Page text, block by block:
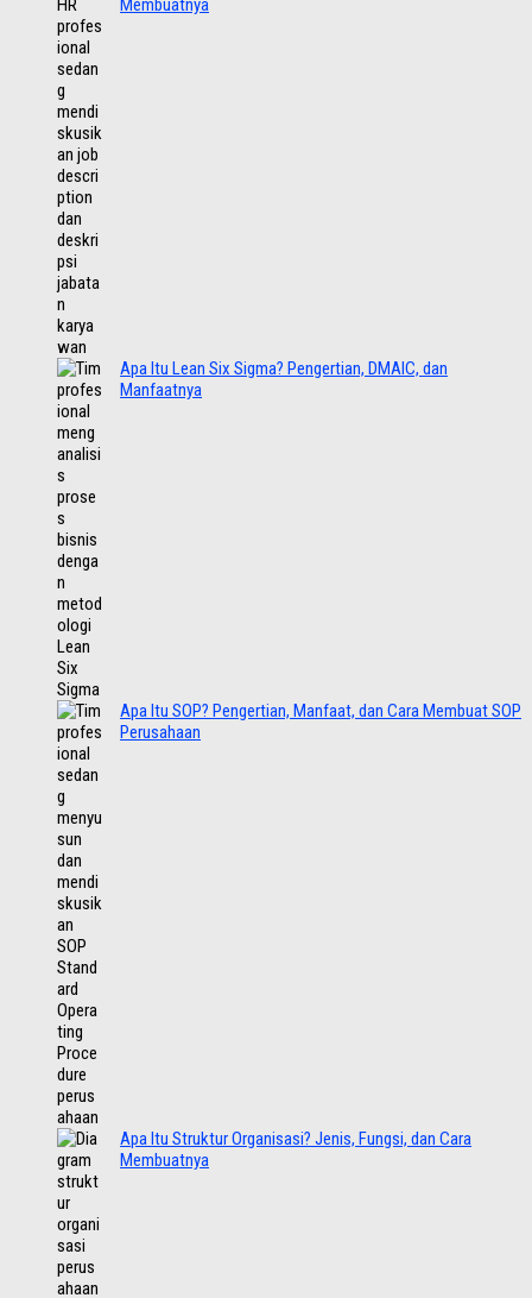
Membuatnya
Apa Itu Lean Six Sigma? Pengertian, DMAIC, dan
Manfaatnya
Apa Itu SOP? Pengertian, Manfaat, dan Cara Membuat SOP
Perusahaan
Apa Itu Struktur Organisasi? Jenis, Fungsi, dan Cara
Membuatnya